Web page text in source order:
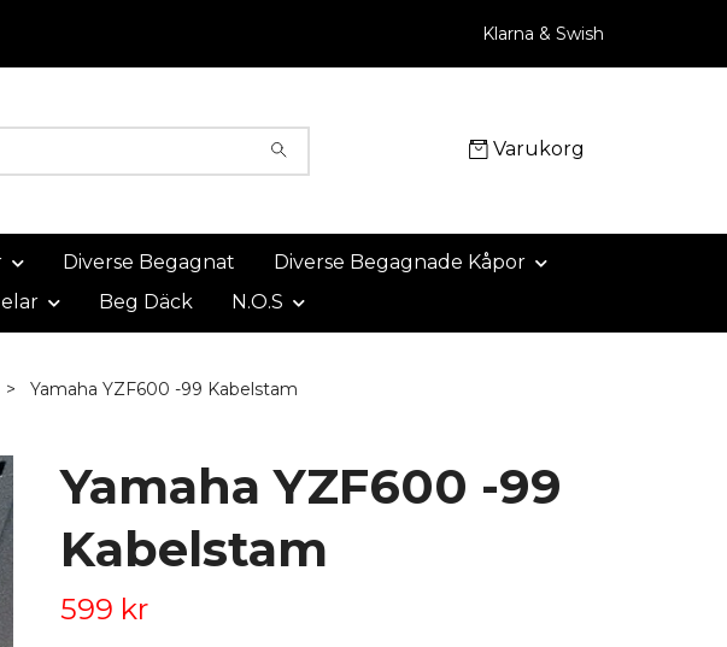
Klarna & Swish
Varukorg
Diverse Begagnat
Diverse Begagnade Kåpor
Beg Däck N.O.S
Yamaha YZF600 -99 Kabelstam
Yamaha YZF600 -99
Kabelstam
599 kr